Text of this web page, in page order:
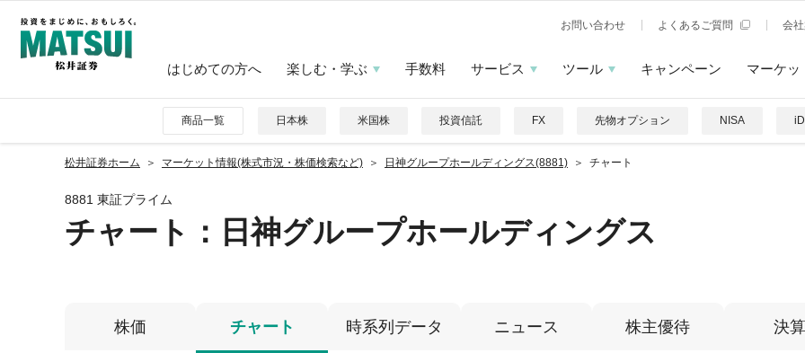
お問い合わせ よくあるご質問 会
はじめての方へ 楽しむ・学ぶ 手数料 サービス ツール キャンペーン マーケッ
商品一覧 日本株 米国株 投資信託 FX 先物オプション NISA
松井証券ホーム マーケット情報(株式市況・株価検索など) 日神グループホールディングス(8881) チャート
8881 東証プライム
チャート： 日神グループホールディングス
株価 チャート 時系列データ ニュース 株主優待 決算